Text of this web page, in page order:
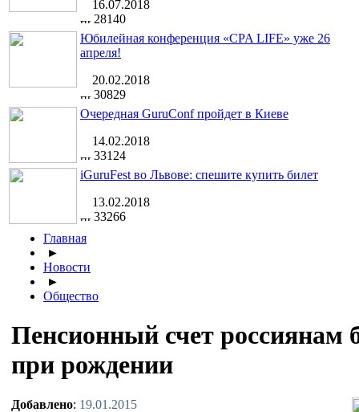
16.07.2018
28140
Юбилейная конференция «CPA LIFE» уже 26
апреля!
20.02.2018
30829
Очередная GuruConf пройдет в Киеве
14.02.2018
33124
iGuruFest во Львове: спешите купить билет
13.02.2018
33266
Главная
►
Новости
►
Общество
Пенсионный счет россиянам
при рождении
Добавлено: 19.01.2015